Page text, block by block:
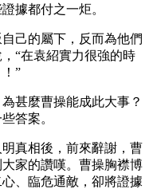
據都付之一炬。
己的屬下，反而為他們
“在袁紹實力很強的時
”
甚麼曹操能成此大事？
答案。
真相後，前來辭謝，曹
家的讚嘆。曹操胸襟博
、臨危通敵，卻將證據